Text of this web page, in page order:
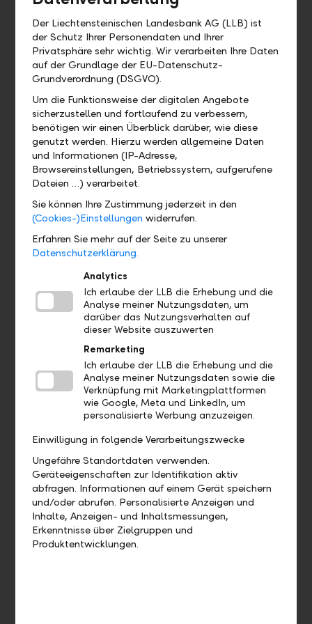
Wo kann ich das QR-Zahlteil
finden?
Wo finde ich mein eBill Postfach?
Gibt es eine Demoversion und wo
finde ich sie?
Wo finde ich das Profil?
habe?
Wo finde ich meine Debit- und
Bis wann muss ich eine Zahlung
freigeben, damit diese heute noch
verarbeitet wird?
ausgeführte Zahlung duplizieren?
Wie kann ich eine offene Zahlung
bearbeiten?
Wie kann ich eine offene Zahlung
löschen?
Der Liechtensteinischen Landesbank AG (LLB) ist
der Schutz Ihrer Personendaten und Ihrer
Privatsphäre sehr wichtig. Wir verarbeiten Ihre Daten
auf der Grundlage der EU-Datenschutz-
Grundverordnung (DSGVO).
Um die Funktionsweise der digitalen Angebote
sicherzustellen und fortlaufend zu verbessern,
benötigen wir einen Überblick darüber, wie diese
genutzt werden. Hierzu werden allgemeine Daten
und Informationen (IP-Adresse,
Browsereinstellungen, Betriebssystem, aufgerufene
Dateien …) verarbeitet.
Sie können Ihre Zustimmung jederzeit in den
(Cookies-)Einstellungen widerrufen.
Erfahren Sie mehr auf der Seite zu unserer
Datenschutzerklärung.
Analytics
Ich erlaube der LLB die Erhebung und die
Analyse meiner Nutzungsdaten, um
darüber das Nutzungsverhalten auf
dieser Website auszuwerten
Remarketing
Ich erlaube der LLB die Erhebung und die
Analyse meiner Nutzungsdaten sowie die
Verknüpfung mit Marketingplattformen
wie Google, Meta und LinkedIn, um
personalisierte Werbung anzuzeigen.
Einwilligung in folgende Verarbeitungszwecke
Ungefähre Standortdaten verwenden.
Geräteeigenschaften zur Identifikation aktiv
abfragen. Informationen auf einem Gerät speichern
und/oder abrufen. Personalisierte Anzeigen und
Inhalte, Anzeigen- und Inhaltsmessungen,
Erkenntnisse über Zielgruppen und
Produktentwicklungen.